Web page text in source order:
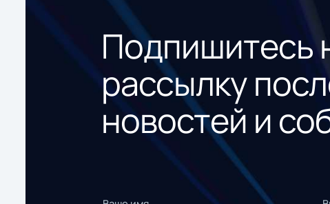
Подпишитесь
рассылку
новостей и